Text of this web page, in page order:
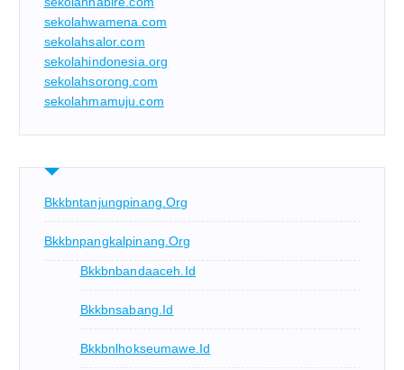
sekolahwamena.com
sekolahsalor.com
sekolahindonesia.org
sekolahsorong.com
sekolahmamuju.com
Bkkbntanjungpinang.org
Bkkbnpangkalpinang.org
Bkkbnbandaaceh.id
Bkkbnsabang.id
Bkkbnlhokseumawe.id